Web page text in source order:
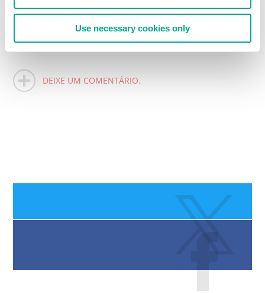
Use necessary cookies only
LEIA COMENTÁRIOS 0
DEIXE UM COMENTÁRIO.